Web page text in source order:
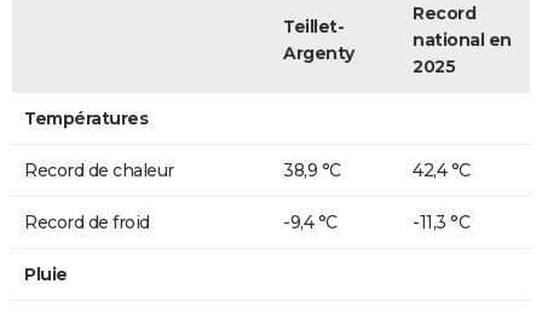
Teillet-
Argenty
Record
national en
2025
Températures
Record de chaleur 38,9 °C 42,4 °C
Record de froid -9,4 °C -11,3 °C
Pluie